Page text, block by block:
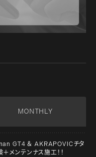
MONTHLY
GT4 ＆ AKRAPOVICチタ
メンテンナス施工！！